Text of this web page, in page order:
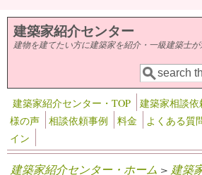
メインコンテンツに移動
建築家紹介センター
建物を建てたい方に建築家を紹介・一級建築士
検索フ
検索
建築家紹介センター・TOP 建築家相談
様の声
相談依頼事例 料金 よくある質
イン
建築家紹介センター・ホーム > 建築